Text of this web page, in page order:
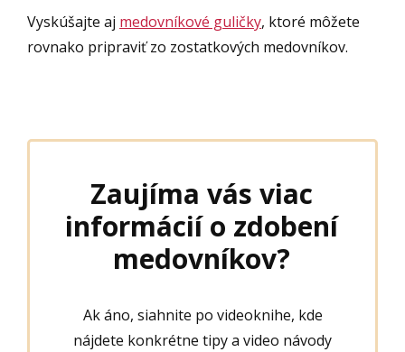
Vyskúšajte aj medovníkové guličky, ktoré môžete
rovnako pripraviť zo zostatkových medovníkov.
Zaujíma vás viac
informácií o zdobení
medovníkov?
Ak áno, siahnite po videoknihe, kde
nájdete konkrétne tipy a video návody